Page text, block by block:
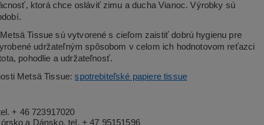
ktorá chce osláviť zimu a ducha Vianoc. Výrobky sú
Tissue sú vytvorené s cieľom zaistiť dobrú hygienu pre
udržateľným spôsobom v celom ich hodnotovom reťazci
pohodlie a udržateľnosť.
Metsä Tissue:spotrebiteľské papiere tissue
+ 46 723917020
a Dánsko, tel. + 47 95151596